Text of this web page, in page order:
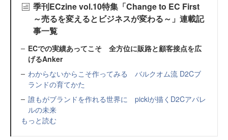
季刊ECzine vol.10特集「Change to EC First
～売るを変えるとビジネスが変わる～」連載記
事一覧
ECでの実績あってこそ 全方位に販路と顧客接点を広
げるAnker
わからないからこそ作ってみる バルクオム流 D2Cブ
ランドの育てかた
誰もがブランドを作れる世界に pickiが描くD2Cアパレ
ルの未来
もっと読む